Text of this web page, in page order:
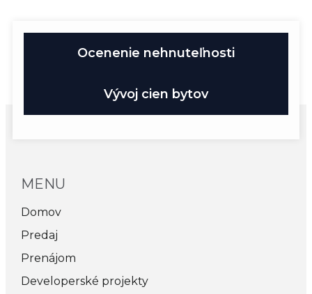
Ocenenie nehnuteľnosti
Vývoj cien bytov
MENU
Domov
Predaj
Prenájom
Developerské projekty